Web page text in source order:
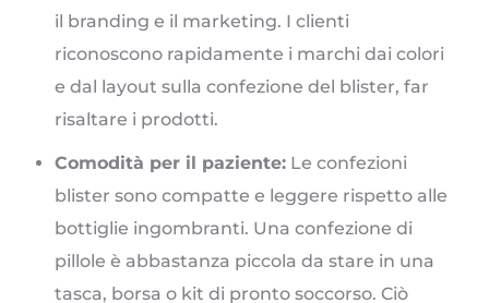
il branding e il marketing. I clienti
riconoscono rapidamente i marchi dai colori
e dal layout sulla confezione del blister, far
risaltare i prodotti.
Comodità per il paziente: Le confezioni
blister sono compatte e leggere rispetto alle
bottiglie ingombranti. Una confezione di
pillole è abbastanza piccola da stare in una
tasca, borsa o kit di pronto soccorso. Ciò